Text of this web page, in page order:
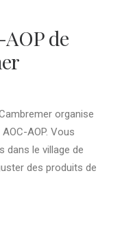
de
organise
AOP. Vous
dans le village de
des produits de